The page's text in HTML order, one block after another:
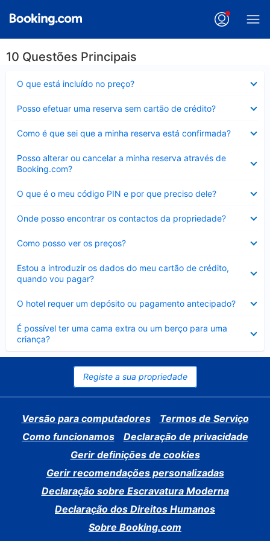
10 Questões Principais
O que está incluído no preço?
fechado
Posso efetuar uma reserva sem cartão de crédito?
fechado
Como é que sei que a minha reserva está confirmada?
fechado
Posso alterar ou cancelar a minha reserva através de
Booking.com?
fechado
O que é o meu código PIN e por que preciso dele?
fechado
Onde posso encontrar os contactos da propriedade?
fechado
Como posso ver os preços?
fechado
Estou a introduzir os dados do meu cartão de crédito,
quando vou pagar?
fechado
O hotel requer um depósito ou pagamento antecipado?
fechado
É possível ter uma cama extra ou um berço para uma
criança?
Elemento
fechado
Registe a sua propriedade
Versão para computadores
Termos de Serviço
Como funcionamos
Declaração de privacidade
Gerir definições de cookies
Gerir recomendações personalizadas
Declaração sobre Escravatura Moderna
Declaração dos Direitos Humanos
Sobre Booking.com